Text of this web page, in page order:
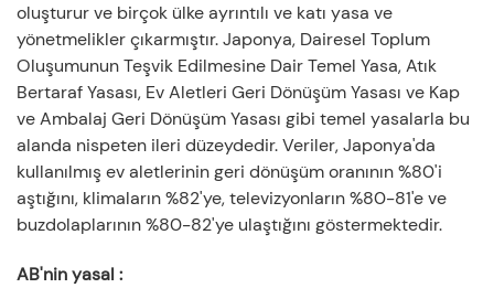
oluşturur ve birçok ülke ayrıntılı ve katı yasa ve
yönetmelikler çıkarmıştır. Japonya, Dairesel Toplum
Oluşumunun Teşvik Edilmesine Dair Temel Yasa, Atık
Bertaraf Yasası, Ev Aletleri Geri Dönüşüm Yasası ve Kap
ve Ambalaj Geri Dönüşüm Yasası gibi temel yasalarla bu
alanda nispeten ileri düzeydedir. Veriler, Japonya'da
kullanılmış ev aletlerinin geri dönüşüm oranının %80'i
aştığını, klimaların %82'ye, televizyonların %80-81'e ve
buzdolaplarının %80-82'ye ulaştığını göstermektedir.
AB'nin yasal :